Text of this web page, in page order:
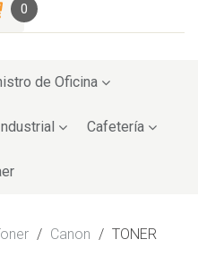
0
de Oficina
Cafetería
/ Canon / TONER